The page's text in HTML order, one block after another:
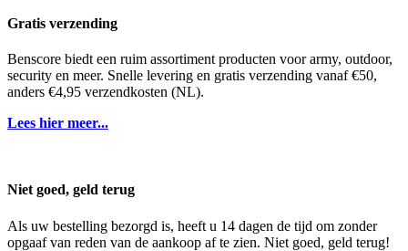
Gratis verzending
Benscore biedt een ruim assortiment producten voor army, outdoor,
security en meer. Snelle levering en gratis verzending vanaf €50,
anders €4,95 verzendkosten (NL).
Lees hier meer...
Niet goed, geld terug
Als uw bestelling bezorgd is, heeft u 14 dagen de tijd om zonder
opgaaf van reden van de aankoop af te zien. Niet goed, geld terug!